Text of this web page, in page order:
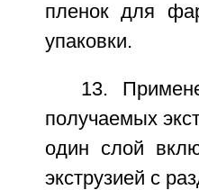
пленок для
упаковки.
13.
получаемых
один слой
экструзией с